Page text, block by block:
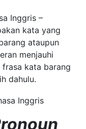
Inggris –
kata yang
ataupun
menjauhi
kata barang
dahulu.